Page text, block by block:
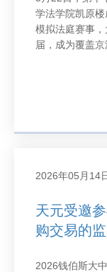
学法学院凯原
模拟法庭赛事
届，成为覆盖京
2026年05月14
天元受邀
购交易的
2026钱伯斯大